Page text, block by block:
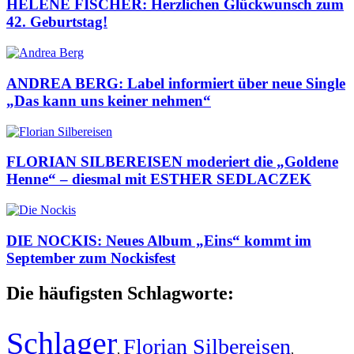
HELENE FISCHER: Herzlichen Glückwunsch zum
42. Geburtstag!
ANDREA BERG: Label informiert über neue Single
„Das kann uns keiner nehmen“
FLORIAN SILBEREISEN moderiert die „Goldene
Henne“ – diesmal mit ESTHER SEDLACZEK
DIE NOCKIS: Neues Album „Eins“ kommt im
September zum Nockisfest
Die häufigsten Schlagworte:
Schlager, Florian Silbereisen,